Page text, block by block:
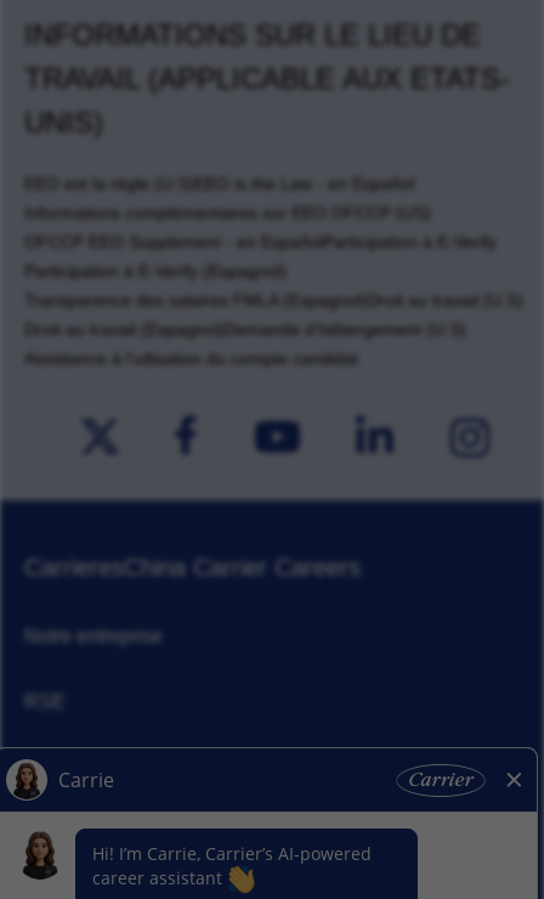
INFORMATIONS SUR LE LIEU DE
TRAVAIL (APPLICABLE AUX ETATS-
UNIS)
EEO est la règle (U.S)
EEO is the Law - en Español
Informations complémentaires sur EEO OFCCP (US)
OFCCP EEO Supplement - en Español
Participation à E-Verify
Participation à E-Verify (Espagnol)
Transparence des salaires FMLA (Espagnol)
Droit au travail (U.S)
Droit au travail (Espagnol)
Demande d'hébergement (U.S)
Assistance à l'utlisation du compte candidat
CarrieresChina Carrier Careers
Notre entreprise
Actualités
Nos activitiés